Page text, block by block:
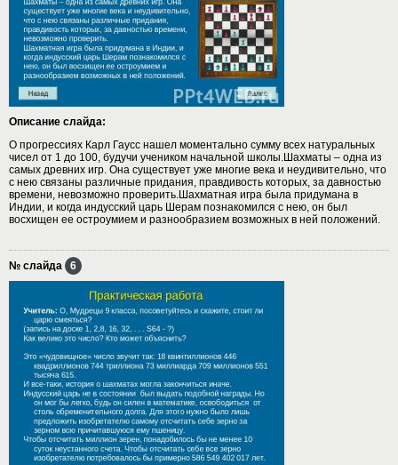
Описание слайда:
О прогрессиях Карл Гаусс нашел моментально сумму всех натуральных
чисел от 1 до 100, будучи учеником начальной школы.Шахматы – одна из
самых древних игр. Она существует уже многие века и неудивительно, что
с нею связаны различные придания, правдивость которых, за давностью
времени, невозможно проверить.Шахматная игра была придумана в
Индии, и когда индусский царь Шерам познакомился с нею, он был
восхищен ее остроумием и разнообразием возможных в ней положений.
№ слайда 6